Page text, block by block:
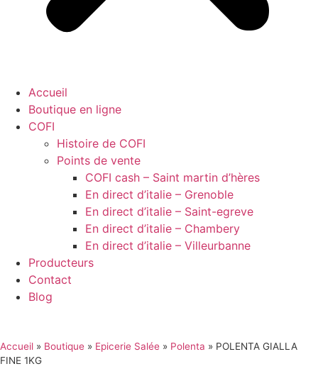
Accueil
Boutique en ligne
COFI
Histoire de COFI
Points de vente
COFI cash – Saint martin d’hères
En direct d’italie – Grenoble
En direct d’italie – Saint-egreve
En direct d’italie – Chambery
En direct d’italie – Villeurbanne
Producteurs
Contact
Blog
Accueil » Boutique » Epicerie Salée » Polenta » POLENTA GIALLA
FINE 1KG